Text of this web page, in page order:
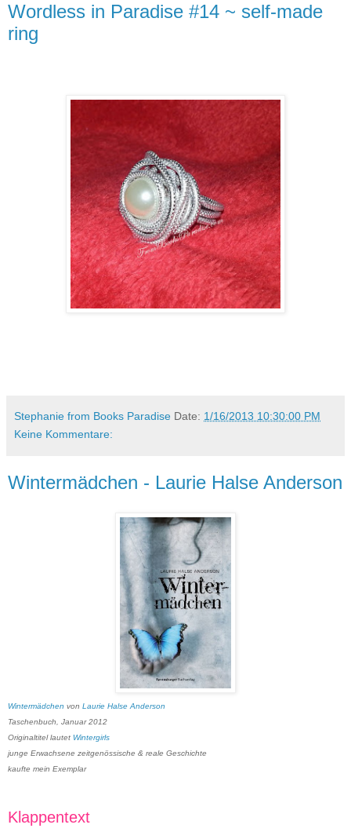
Wordless in Paradise #14 ~ self-made
ring
Stephanie from Books Paradise Date: 1/16/2013 10:30:00 PM
Keine Kommentare:
Wintermädchen - Laurie Halse Anderson
Wintermädchen von Laurie Halse Anderson
Taschenbuch, Januar 2012
Originaltitel lautet Wintergirls
junge Erwachsene zeitgenössische & reale Geschichte
kaufte mein Exemplar
Klappentext